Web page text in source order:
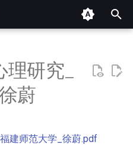
研究_
蔚
建师范大学_徐蔚.pdf